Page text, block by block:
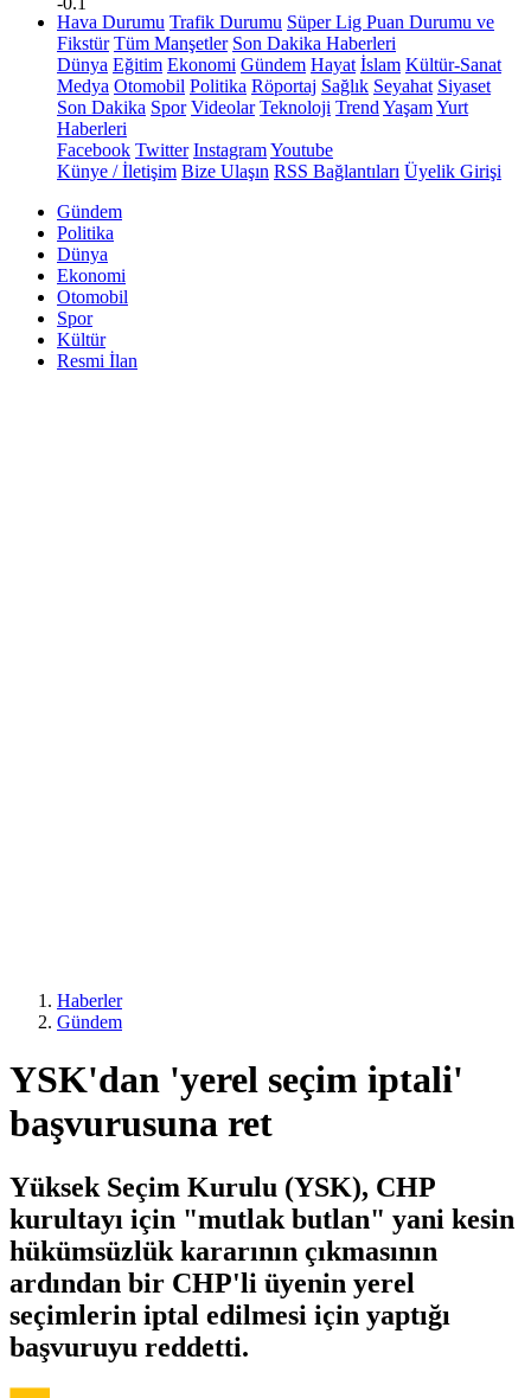
Hava Durumu Trafik Durumu Süper Lig Puan Durumu ve
Fikstür Tüm Manşetler Son Dakika Haberleri
Dünya Eğitim Ekonomi Gündem Hayat İslam Kültür-Sanat
Medya Otomobil Politika Röportaj Sağlık Seyahat Siyaset
Son Dakika Spor Videolar Teknoloji Trend YaşamYurt
Haberleri
Facebook Twitter InstagramYoutube
Künye / İletişim Bize Ulaşın RSS Bağlantıları Üyelik Girişi
Gündem
Politika
Dünya
Ekonomi
Otomobil
Spor
Kültür
Resmi İlan
Haberler
Gündem
YSK'dan 'yerel seçim iptali'
başvurusuna ret
Yüksek Seçim Kurulu (YSK), CHP
kurultayı için "mutlak butlan" yani kesin
hükümsüzlük kararının çıkmasının
ardından bir CHP'li üyenin yerel
seçimlerin iptal edilmesi için yaptığı
başvuruyu reddetti.